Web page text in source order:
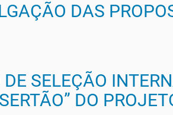
DAS
DE SELEÇÃO
DO